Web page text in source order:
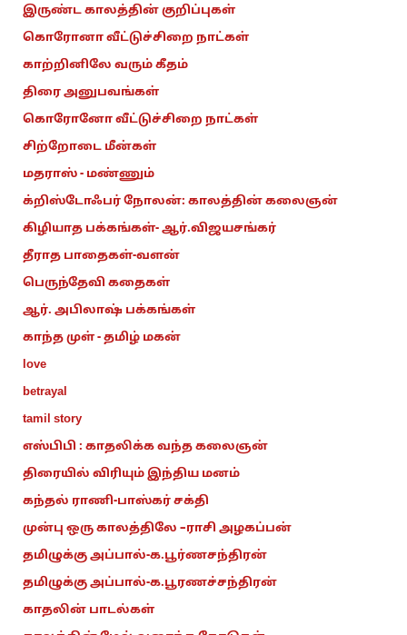
இருண்ட காலத்தின் குறிப்புகள்
கொரோனா வீட்டுச்சிறை நாட்கள்
காற்றினிலே வரும் கீதம்
திரை அனுபவங்கள்
கொரோனோ வீட்டுச்சிறை நாட்கள்
சிற்றோடை மீன்கள்
மதராஸ் - மண்ணும்
க்றிஸ்டோஃபர் நோலன்: காலத்தின் கலைஞன்
கிழியாத பக்கங்கள்- ஆர்.விஜயசங்கர்
தீராத பாதைகள்-வளன்
பெருந்தேவி கதைகள்
ஆர். அபிலாஷ் பக்கங்கள்
காந்த முள் - தமிழ் மகன்
love
betrayal
tamil story
எஸ்பிபி : காதலிக்க வந்த கலைஞன்
திரையில் விரியும் இந்திய மனம்
கந்தல் ராணி-பாஸ்கர் சக்தி
முன்பு ஒரு காலத்திலே –ராசி அழகப்பன்
தமிழுக்கு அப்பால்-க.பூர்ணசந்திரன்
தமிழுக்கு அப்பால்-க.பூரணச்சந்திரன்
காதலின் பாடல்கள்